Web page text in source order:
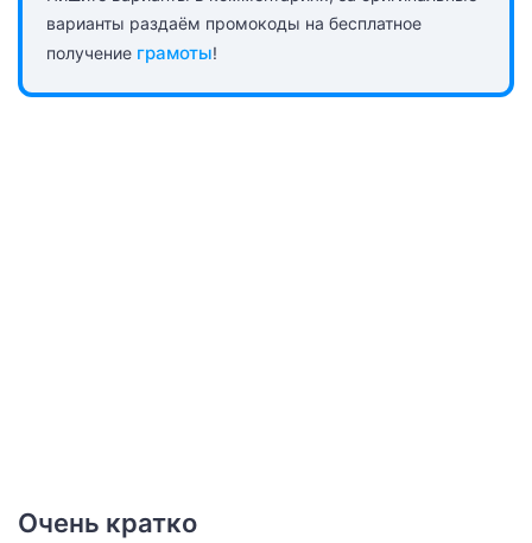
варианты раздаём промокоды на бесплатное
получение грамоты!
Очень кратко